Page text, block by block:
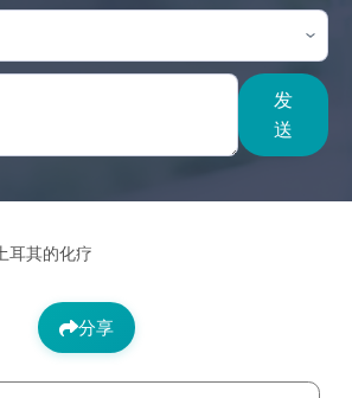
发
送
耳其的化疗
分享